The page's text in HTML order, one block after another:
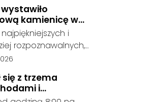
coraz wyraźniejsze
tegorocznych
szkół
Dane dotyczą
którzy wskazali
jako pierwszy
nie stanowią
wyniku
kamienicę w
sprzedaż. W
hotelu mają
mieszkania
i
rozpoznawalnych,
wystawiony na
Gmina Kędzierzyn-
artykułu:
się z trzema
i
jazdę. Seria